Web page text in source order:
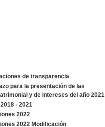
de transparencia
para la presentación de las
y de intereses del año 2021
- 2021
2022
2022 Modificación